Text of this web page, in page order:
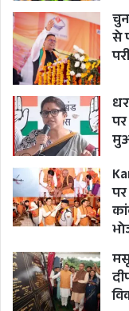
CM PUSHKAR
से